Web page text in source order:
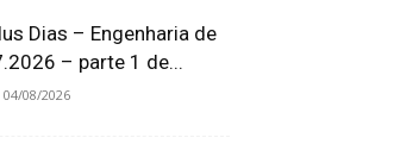
Dias – Engenharia de
– parte 1 de...
04/08/2026